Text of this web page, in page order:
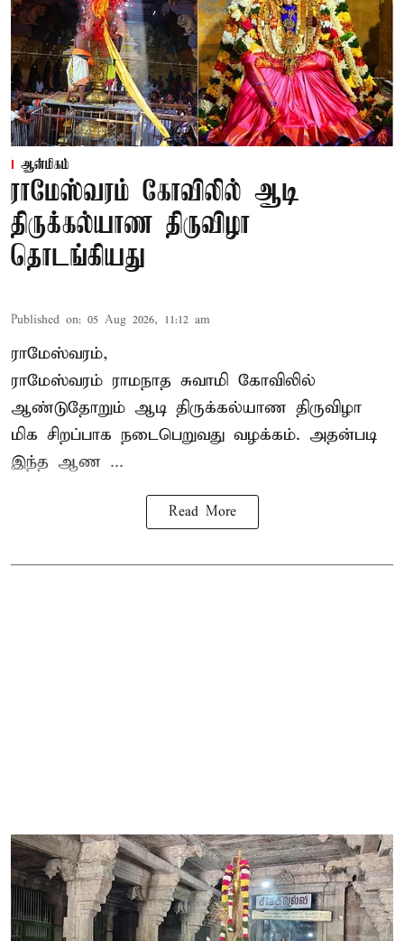
ஆன்மிகம்
ராமேஸ்வரம் கோவிலில் ஆடி
திருக்கல்யாண திருவிழா
தொடங்கியது
Published on: 05 Aug 2026, 11:12 am
ராமேஸ்வரம்,
ராமேஸ்வரம் ராமநாத சுவாமி கோவிலில்
ஆண்டுதோறும் ஆடி திருக்கல்யாண திருவிழா
மிக சிறப்பாக நடைபெறுவது வழக்கம். அதன்படி
இந்த ஆண ...
Read More